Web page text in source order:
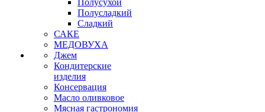
Полусухой
Полусладкий
Сладкий
САКЕ
МЕДОВУХА
Джем
Кондитерские
изделия
Консервация
Масло оливковое
Мясная гастрономия